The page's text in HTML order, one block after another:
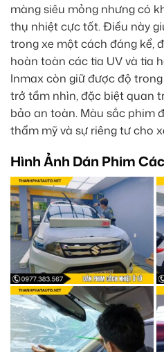
màng siêu mỏng nhưng có
thụ nhiệt cực tốt. Điều này
trong xe một cách đáng kể,
hoàn toàn các tia UV và tia
Inmax còn giữ được độ
trở tầm nhìn, đặc biệt quan
bảo an toàn. Màu sắc phim
thẩm mỹ và sự riêng tư cho
Hình Ảnh Dán Phim